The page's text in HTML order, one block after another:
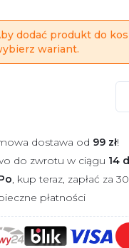
dodać produkt do
wariant.
dostawa od 99 zł!
do zwrotu w ciągu 14
, kup teraz, zapłać za
płatności